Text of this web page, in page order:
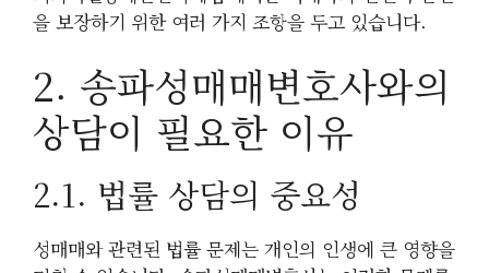
을 보장하기 위한 여러 가지 조항을 두고 있습니다.
2. 송파성매매변호사와의
상담이 필요한 이유
2.1. 법률 상담의 중요성
성매매와 관련된 법률 문제는 개인의 인생에 큰 영향을